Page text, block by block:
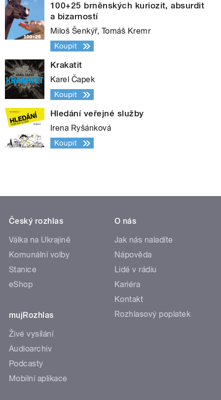
100+25 brněnských kuriozit, absurdit
a bizarností
Miloš Šenkýř, Tomáš Kremr
Koupit
Krakatit
Karel Čapek
Koupit
Hledání veřejné služby
Irena Ryšánková
Koupit
Český rozhlas
Válka na Ukrajině
Komunální volby
Stanice
eShop
mujRozhlas
Živé vysílání
Audioarchiv
Podcasty
Mobilní aplikace
O nás
Jak nás naladíte
Nápověda
Lidé v rádiu
Kariéra
Kontakt
Rozhlasový poplatek